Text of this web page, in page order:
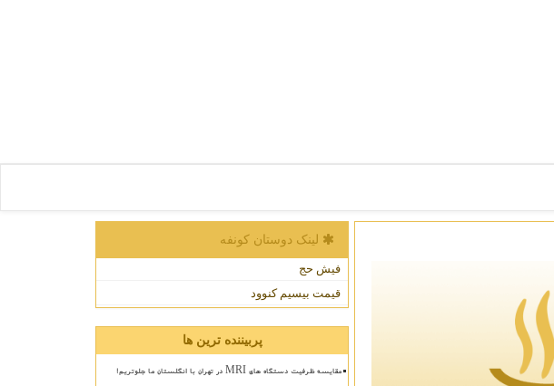
لینک دوستان كونفه
فیش حج
قیمت بیسیم کنوود
پربیننده ترین ها
مقایسه ظرفیت دستگاه های MRI در تهران با انگلستان ما جلوتریم!